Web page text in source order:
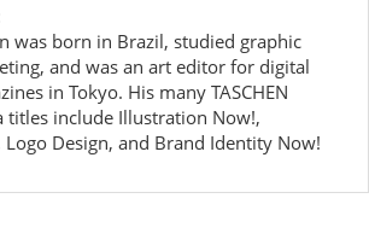
was born in Brazil, studied graphic
and was an art editor for digital
in Tokyo. His many TASCHEN
titles include Illustration Now!,
Design, and Brand Identity Now!